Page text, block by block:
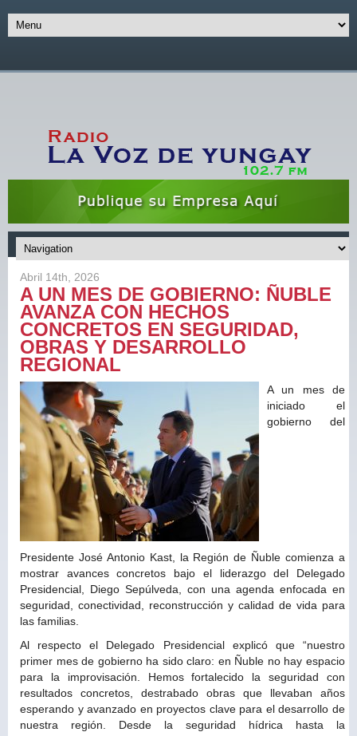
Abril 14th, 2026
A UN MES DE GOBIERNO: ÑUBLE
AVANZA CON HECHOS
CONCRETOS EN SEGURIDAD,
OBRAS Y DESARROLLO
REGIONAL
A un mes de
iniciado el
gobierno del
Presidente José Antonio Kast, la Región de Ñuble comienza a
mostrar avances concretos bajo el liderazgo del Delegado
Presidencial, Diego Sepúlveda, con una agenda enfocada en
seguridad, conectividad, reconstrucción y calidad de vida para
las familias.
Al respecto el Delegado Presidencial explicó que “nuestro
primer mes de gobierno ha sido claro: en Ñuble no hay espacio
para la improvisación. Hemos fortalecido la seguridad con
resultados concretos, destrabado obras que llevaban años
esperando y avanzado en proyectos clave para el desarrollo de
nuestra región. Desde la seguridad hídrica hasta la